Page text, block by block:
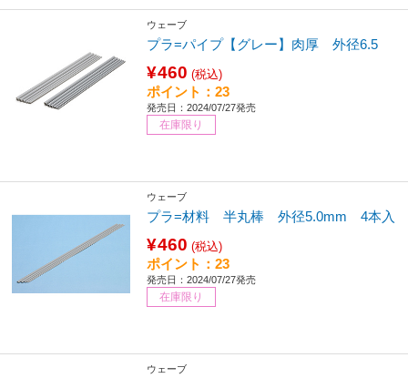
ウェーブ
プラ=パイプ【グレー】肉厚 外径6.5
¥460 (税込)
ポイント：23
発売日：2024/07/27発売
在庫限り
ウェーブ
プラ=材料 半丸棒 外径5.0mm 4本入
¥460 (税込)
ポイント：23
発売日：2024/07/27発売
在庫限り
ウェーブ